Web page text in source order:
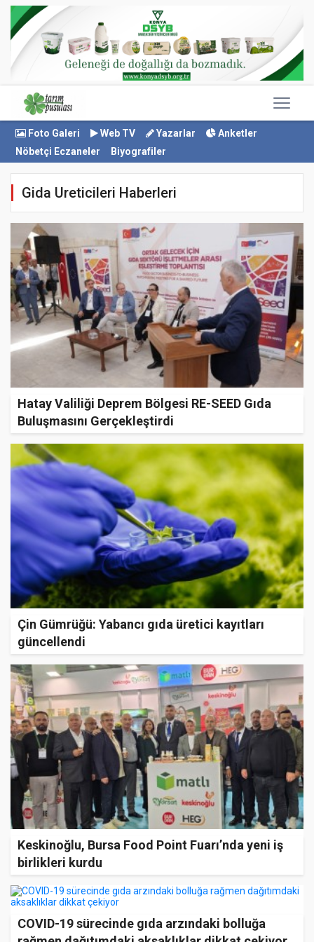
Foto Galeri Web TV Yazarlar
Anketler
Nöbetçi Eczaneler
Biyografiler
Gida Ureticileri Haberleri
Hatay Valiliği Deprem Bölgesi RE-SEED Gıda
Buluşmasını Gerçekleştirdi
Çin Gümrüğü: Yabancı gıda üretici kayıtları
güncellendi
Keskinoğlu, Bursa Food Point Fuarı’nda yeni iş
birlikleri kurdu
COVID-19 sürecinde gıda arzındaki bolluğa